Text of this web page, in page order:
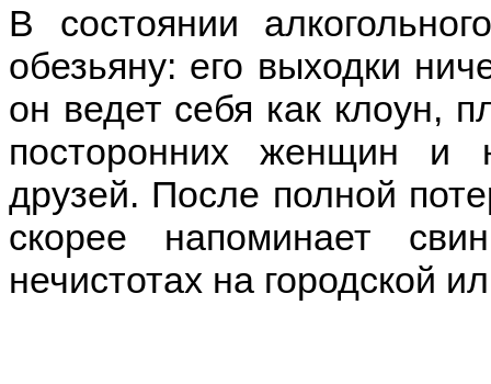
В состоянии
обезьяну: его выходки
он ведет себя как клоун,
посторонних женщин и
друзей. После полной
скорее напоминает
нечистотах на городской